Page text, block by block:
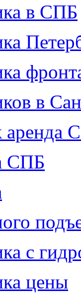
в СПБ
в
аренда
СПБ
с
цены